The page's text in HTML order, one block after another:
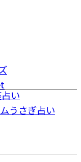
い
うさぎ占い